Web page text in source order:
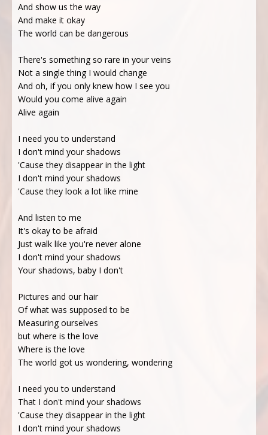
And show us the way
And make it okay
The world can be dangerous
There's something so rare in your veins
Not a single thing I would change
And oh, if you only knew how I see you
Would you come alive again
Alive again
I need you to understand
I don't mind your shadows
'Cause they disappear in the light
I don't mind your shadows
'Cause they look a lot like mine
And listen to me
It's okay to be afraid
Just walk like you're never alone
I don't mind your shadows
Your shadows, baby I don't
Pictures and our hair
Of what was supposed to be
Measuring ourselves
but where is the love
Where is the love
The world got us wondering, wondering
I need you to understand
That I don't mind your shadows
'Cause they disappear in the light
I don't mind your shadows